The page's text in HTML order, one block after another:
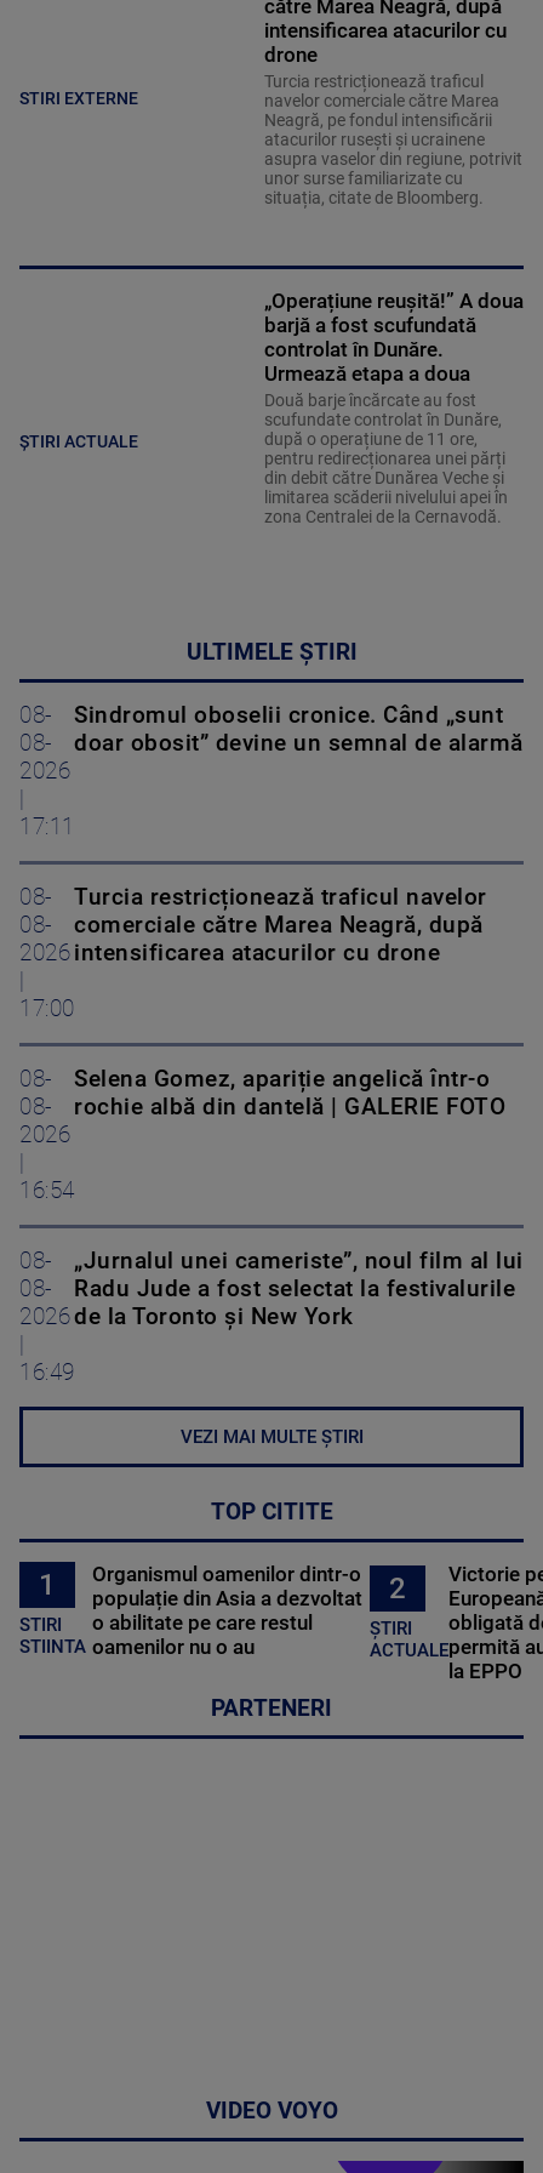
STIRI EXTERNE
către Marea Neagră, după
intensificarea atacurilor cu
drone
Turcia restricționează traficul
navelor comerciale către Marea
Neagră, pe fondul intensificării
atacurilor rusești și ucrainene
asupra vaselor din regiune, potrivit
unor surse familiarizate cu
situația, citate de Bloomberg.
ȘTIRI ACTUALE
„Operațiune reușită!” A doua
barjă a fost scufundată
controlat în Dunăre.
Urmează etapa a doua
Două barje încărcate au fost
scufundate controlat în Dunăre,
după o operațiune de 11 ore,
pentru redirecționarea unei părți
din debit către Dunărea Veche și
limitarea scăderii nivelului apei în
zona Centralei de la Cernavodă.
ULTIMELE ȘTIRI
08-
08-
2026
17:11
Sindromul oboselii cronice. Când „sunt
doar obosit” devine un semnal de alarmă
08-
08-
2026
17:00
Turcia restricționează traficul navelor
comerciale către Marea Neagră, după
intensificarea atacurilor cu drone
08-
08-
2026
16:54
Selena Gomez, apariție angelică într-o
rochie albă din dantelă | GALERIE FOTO
08-
08-
2026
16:49
„Jurnalul unei cameriste”, noul film al lui
Radu Jude a fost selectat la festivalurile
de la Toronto și New York
VEZI MAI MULTE ȘTIRI
TOP CITITE
1
STIRI
STIINTA
Organismul oamenilor dintr-o
populație din Asia a dezvoltat
o abilitate pe care restul
oamenilor nu o au
2
ȘTIRI
ACTUALE
Victorie
obligată
permită
la EPPO
PARTENERI
VIDEO VOYO